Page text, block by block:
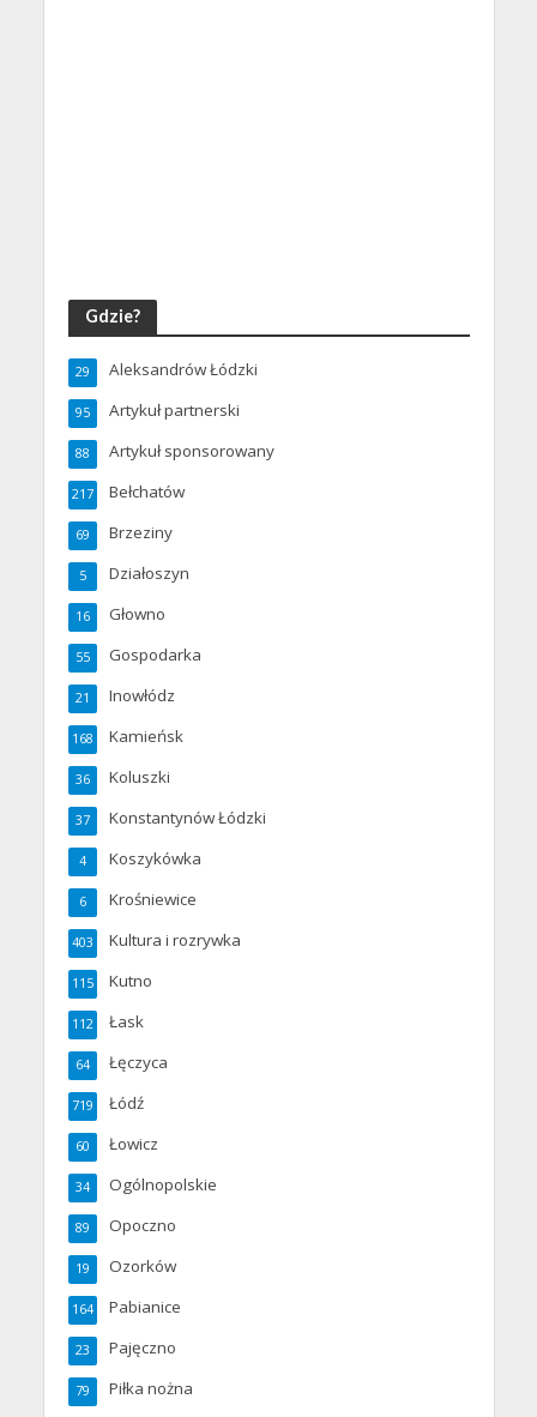
Gdzie?
Aleksandrów Łódzki
29
Artykuł partnerski
95
Artykuł sponsorowany
88
Bełchatów
217
Brzeziny
69
Działoszyn
5
Głowno
16
Gospodarka
55
Inowłódz
21
Kamieńsk
168
Koluszki
36
Konstantynów Łódzki
37
Koszykówka
4
Krośniewice
6
Kultura i rozrywka
403
Kutno
115
Łask
112
Łęczyca
64
Łódź
719
Łowicz
60
Ogólnopolskie
34
Opoczno
89
Ozorków
19
Pabianice
164
Pajęczno
23
Piłka nożna
79